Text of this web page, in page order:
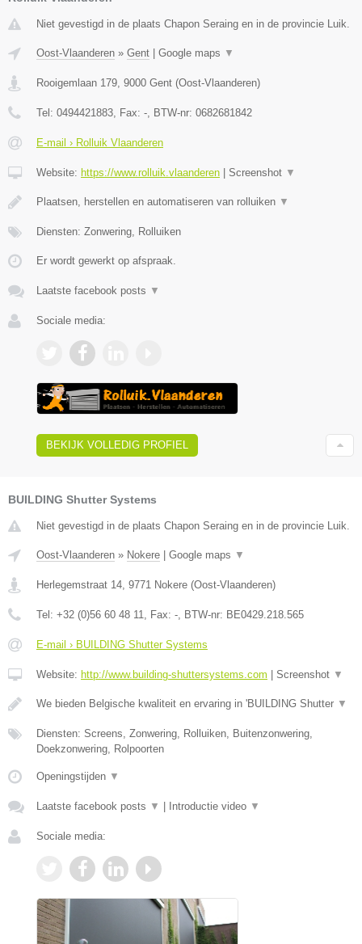
Niet gevestigd in de plaats Chapon Seraing en in de provincie Luik.
Oost-Vlaanderen » Gent Google maps ▼
Rooigemlaan 179, 9000 Gent (Oost-Vlaanderen)
Tel: 0494421883, Fax: -, BTW-nr: 0682681842
E-mail › Rolluik Vlaanderen
Website: https://www.rolluik.vlaanderen Screenshot ▼
Plaatsen, herstellen en automatiseren van rolluiken ▼
Diensten: Zonwering, Rolluiken
Er wordt gewerkt op afspraak.
Laatste facebook posts ▼
Sociale media:
BEKIJK VOLLEDIG PROFIEL
BUILDING Shutter Systems
Niet gevestigd in de plaats Chapon Seraing en in de provincie Luik.
Oost-Vlaanderen » Nokere Google maps ▼
Herlegemstraat 14 9771 Nokere (Oost-Vlaanderen)
Tel: +32 (0)56 60 48 11 , Fax: - , BTW-nr: BE0429.218.565
E-mail › BUILDING Shutter Systems
Website: http://www.building-shuttersystems.com Screenshot ▼
We bieden Belgische kwaliteit en ervaring in 'BUILDING Shutter ▼
Diensten: Screens, Zonwering, Rolluiken, Buitenzonwering,
Doekzonwering, Rolpoorten
Openingstijden ▼
Laatste facebook posts ▼ Introductie video ▼
Sociale media: